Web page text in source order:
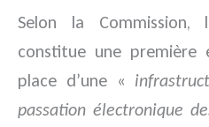
Selon la
constitue une
place d’une «
passation électronique